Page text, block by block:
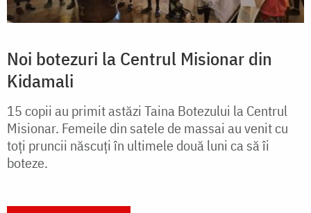
Noi botezuri la Centrul Misionar din
Kidamali
15 copii au primit astăzi Taina Botezului la Centrul
Misionar. Femeile din satele de massai au venit cu
toți pruncii născuți în ultimele două luni ca să îi
boteze.